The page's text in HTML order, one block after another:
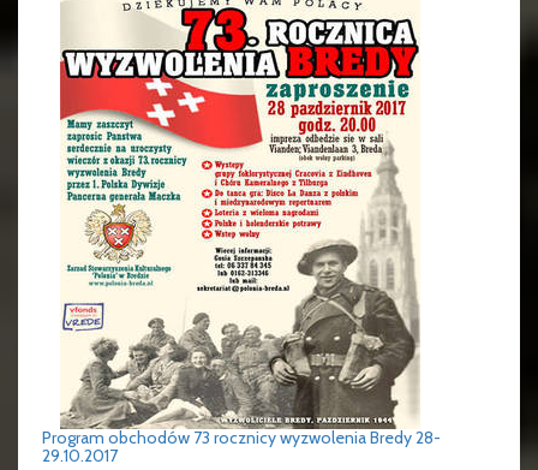
Program obchodów 73 rocznicy wyzwolenia Bredy 28-
29.10.2017